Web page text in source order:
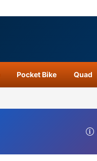
Pocket Bike Quad